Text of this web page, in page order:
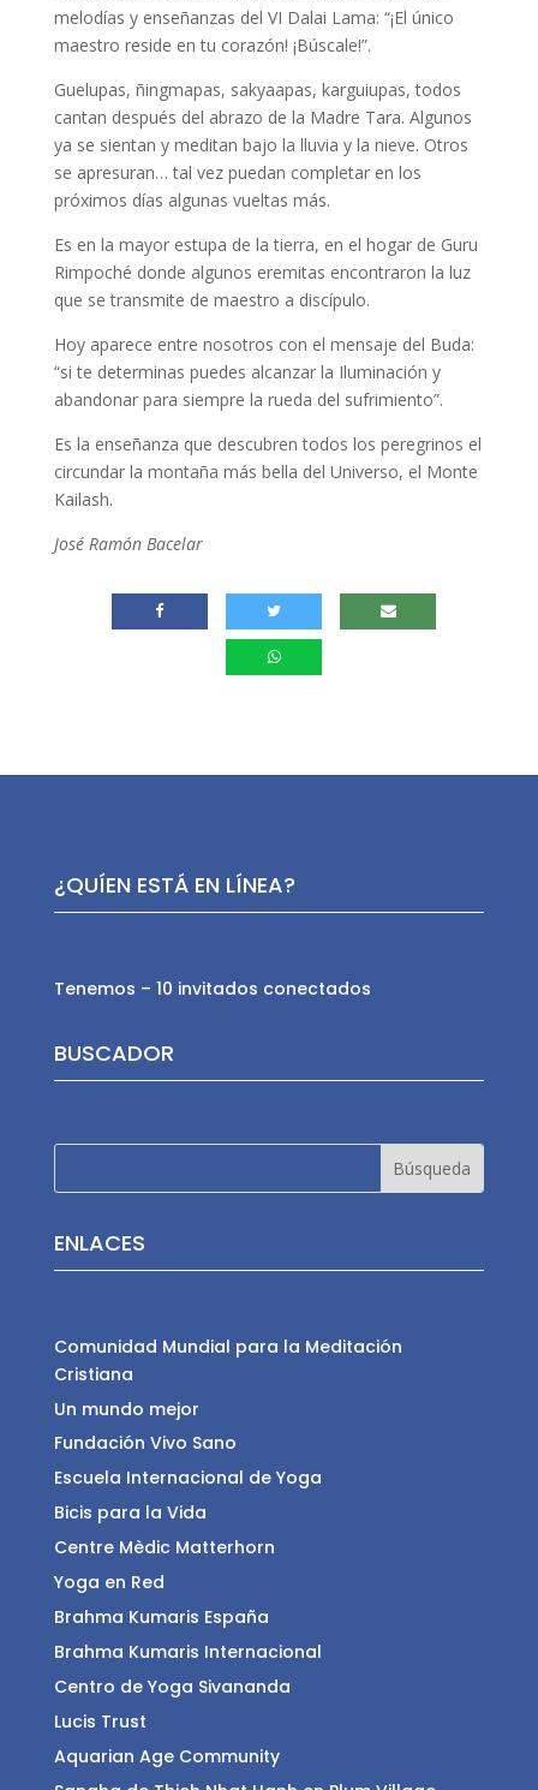
melodías y enseñanzas del VI Dalai Lama: “¡El único
maestro reside en tu corazón! ¡Búscale!”.
Guelupas, ñingmapas, sakyaapas, karguiupas, todos
cantan después del abrazo de la Madre Tara. Algunos
ya se sientan y meditan bajo la lluvia y la nieve. Otros
se apresuran… tal vez puedan completar en los
próximos días algunas vueltas más.
Es en la mayor estupa de la tierra, en el hogar de Guru
Rimpoché donde algunos eremitas encontraron la luz
que se transmite de maestro a discípulo.
Hoy aparece entre nosotros con el mensaje del Buda:
“si te determinas puedes alcanzar la Iluminación y
abandonar para siempre la rueda del sufrimiento”.
Es la enseñanza que descubren todos los peregrinos el
circundar la montaña más bella del Universo, el Monte
Kailash.
José Ramón Bacelar
¿QUÍEN ESTÁ EN LÍNEA?
Tenemos – 10 invitados conectados
BUSCADOR
ENLACES
Comunidad Mundial para la Meditación
Cristiana
Un mundo mejor
Fundación Vivo Sano
Escuela Internacional de Yoga
Bicis para la Vida
Centre Mèdic Matterhorn
Yoga en Red
Brahma Kumaris España
Brahma Kumaris Internacional
Centro de Yoga Sivananda
Lucis Trust
Aquarian Age Community